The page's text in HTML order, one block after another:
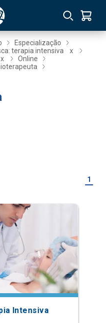
Especialização
terapia intensiva
x
x
Online
1
Intensiva